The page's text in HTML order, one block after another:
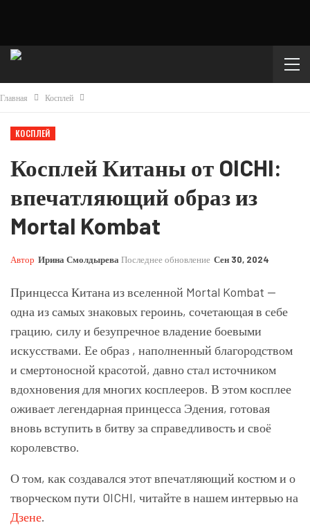
Главная Косплей
КОСПЛЕЙ
Косплей Китаны от OICHI:
впечатляющий образ из
Mortal Kombat
Автор Ирина Смолдырева Последнее обновление Сен 30, 2024
Принцесса Китана из вселенной Mortal Kombat —
одна из самых знаковых героинь, сочетающая в себе
грацию, силу и безупречное владение боевыми
искусствами. Ее образ , наполненный благородством
и смертоносной красотой, давно стал источником
вдохновения для многих косплееров. В этом косплее
оживает легендарная принцесса Эдения, готовая
вновь вступить в битву за справедливость и своё
королевство.
О том, как создавался этот впечатляющий костюм и о
творческом пути OICHI, читайте в нашем интервью на
Дзене.